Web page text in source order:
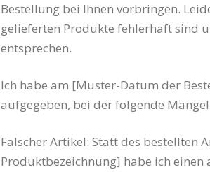
Bestellung bei Ihnen vorbringen.
gelieferten Produkte fehlerhaft sind
entsprechen.
Ich habe am [Muster-Datum der
aufgegeben, bei der folgende
Falscher Artikel: Statt des
Produktbezeichnung] habe ich